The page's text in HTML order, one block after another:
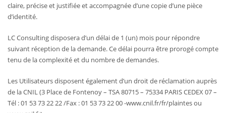
claire, précise et justifiée et accompagnée d’une copie d’une pièce
d’identité.
LC Consulting disposera d’un délai de 1 (un) mois pour répondre
suivant réception de la demande. Ce délai pourra être prorogé compte
tenu de la complexité et du nombre de demandes.
Les Utilisateurs disposent également d’un droit de réclamation auprès
de la CNIL (3 Place de Fontenoy – TSA 80715 – 75334 PARIS CEDEX 07 –
Tél : 01 53 73 22 22 /Fax : 01 53 73 22 00 -www.cnil.fr/fr/plaintes ou